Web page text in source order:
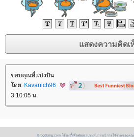
ขอบคุณที่แบ่งปัน
ดย: Kavanich96
3:10:05 น.
BlogGang.com ใช้คุกกี้เพื่อพัฒนาประสบการณ์การใช้งานของคุณ